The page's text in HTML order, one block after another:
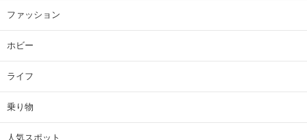
ファッション
ホビー
ライフ
乗り物
人気スポット